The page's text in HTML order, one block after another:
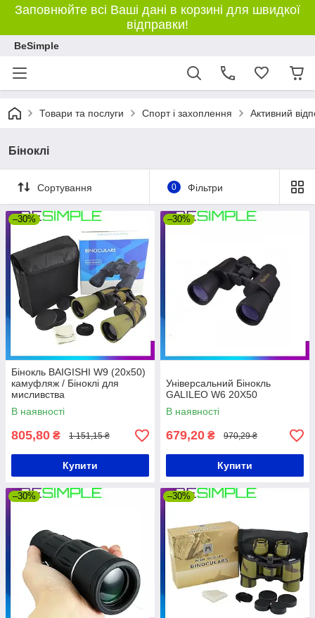
Заповнюйте всі Ваші дані в корзині для швидкої
відправки!
BeSimple
Товари та послуги Спорт і захоплення Активний
Біноклі
Сортування 0 Фільтри
–30%
Бінокль BAIGISHI W9 (20x50)
камуфляж / Біноклі для
мисливства
В наявності
805,80 ₴ 1 151,15 ₴
Купити
–30%
Універсальний Бінокль
GALILEO W6 20X50
В наявності
679,20 ₴ 970,29 ₴
Купити
–30% –30%